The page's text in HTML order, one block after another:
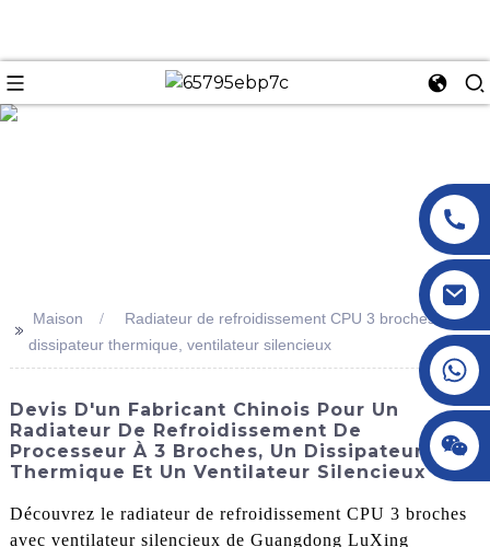
+86 18145770882
+86 18145770882
>>
Maison
Radiateur de refroidissement CPU 3 broches,
dissipateur thermique, ventilateur silencieux
Devis D'un Fabricant Chinois Pour Un
Radiateur De Refroidissement De
Processeur À 3 Broches, Un Dissipateur
Thermique Et Un Ventilateur Silencieux
Découvrez le radiateur de refroidissement CPU 3 broches
avec ventilateur silencieux de Guangdong LuXing